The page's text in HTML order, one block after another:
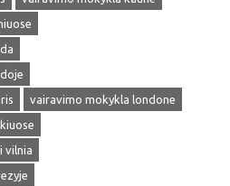
vairavimo mokykla londone
vilnia